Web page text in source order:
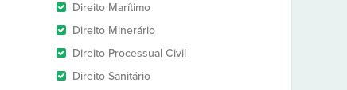
Direito Marítimo
Direito Minerário
Direito Processual Civil
Direito Sanitário